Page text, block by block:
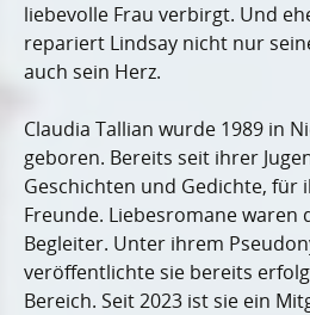
liebevolle Frau verbirgt. Und
repariert Lindsay nicht nur
auch sein Herz.
Claudia Tallian wurde 1989 in
geboren. Bereits seit ihrer
Geschichten und Gedichte, für
Freunde. Liebesromane waren
Begleiter. Unter ihrem
veröffentlichte sie bereits
Bereich. Seit 2023 ist sie ein